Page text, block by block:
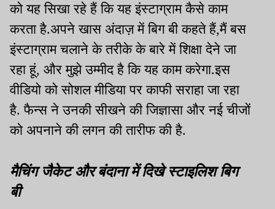
को यह सिखा रहे हैं कि यह इंस्टाग्राम कैसे काम
करता है.अपने खास अंदाज़ में बिग बी कहते हैं,मैं बस
इंस्टाग्राम चलाने के तरीके के बारे में शिक्षा देने जा
रहा हूं, और मुझे उम्मीद है कि यह काम करेगा.इस
वीडियो को सोशल मीडिया पर काफी सराहा जा रहा
है. फैन्स ने उनकी सीखने की जिज्ञासा और नई चीजों
को अपनाने की लगन की तारीफ की है.
मैचिंग जैकेट और बंदाना में दिखे स्टाइलिश बिग
बी